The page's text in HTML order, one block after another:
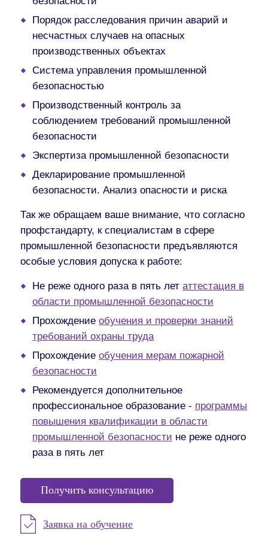
Порядок расследования причин аварий и
несчастных случаев на опасных
производственных объектах
Система управления промышленной
безопасностью
Производственный контроль за
соблюдением требований промышленной
безопасности
Экспертиза промышленной безопасности
Декларирование промышленной
безопасности. Анализ опасности и риска
Так же обращаем ваше внимание, что согласно
профстандарту, к специалистам в сфере
промышленной безопасности предъявляются
особые условия допуска к работе:
Не реже одного раза в пять лет аттестация в
области промышленной безопасности
Прохождение обучения и проверки знаний
требований охраны труда
Прохождение обучения мерам пожарной
безопасности
Рекомендуется дополнительное
профессиональное образование - программы
повышения квалификации в области
промышленной безопасности не реже одного
раза в пять лет
Получить консультацию
Заявка на обучение